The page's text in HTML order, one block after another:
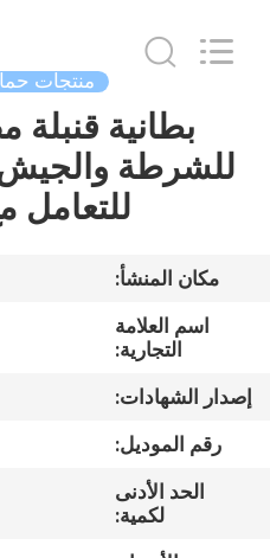
مسكن
معلومات
جولة
المعمل
مراقبة
منتجات
بطانية قنبلة
للشرطة والجيش
للتعامل
مكان المنشأ:
اسم العلامة
التجارية:
إصدار الشهادات:
رقم الموديل:
الحد الأدنى
لكمية: